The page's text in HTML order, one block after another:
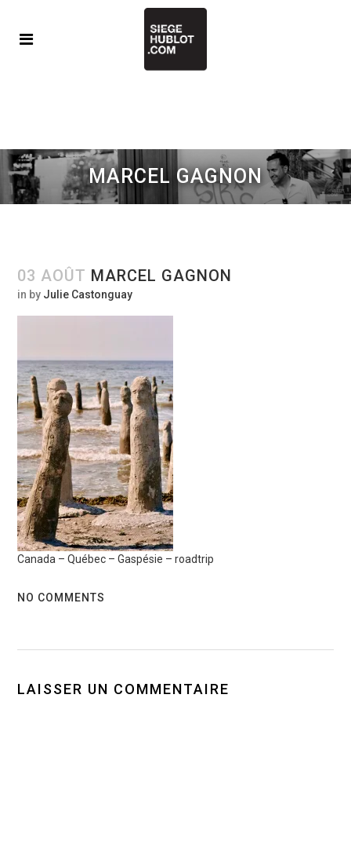
MARCEL GAGNON
03 AOÛT MARCEL GAGNON
in by Julie Castonguay
Canada – Québec – Gaspésie – roadtrip
NO COMMENTS
LAISSER UN COMMENTAIRE